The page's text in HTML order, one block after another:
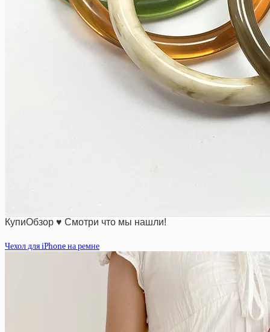
КупиОбзор ♥ Смотри что мы нашли!
Чехол для iPhone на ремне